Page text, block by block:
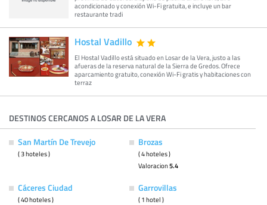
acondicionado y conexión Wi-Fi gratuita, e incluye un bar
restaurante tradi
Hostal Vadillo
El Hostal Vadillo está situado en Losar de la Vera, justo a las
afueras de la reserva natural de la Sierra de Gredos. Ofrece
aparcamiento gratuito, conexión Wi-Fi gratis y habitaciones con
terraz
DESTINOS CERCANOS A LOSAR DE LA VERA
San Martín De Trevejo
( 3 hoteles )
Brozas
( 4 hoteles )
Valoracion5.4
Cáceres Ciudad
( 40 hoteles )
Garrovillas
( 1 hotel )